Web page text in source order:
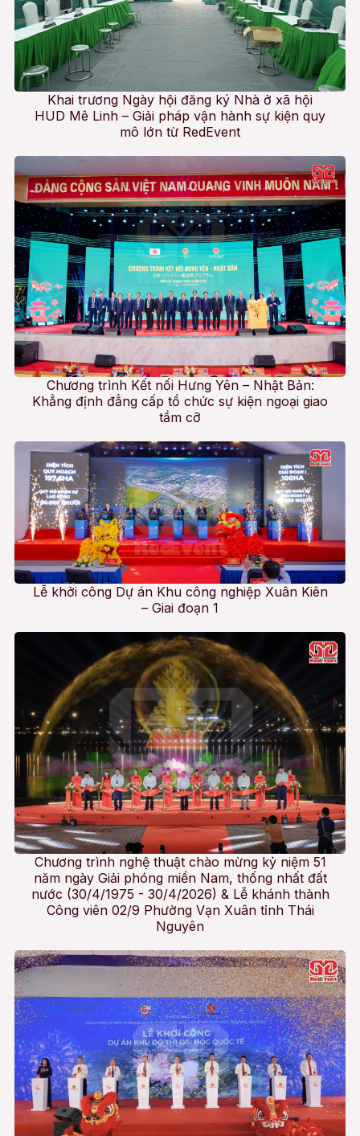
Khai trương Ngày hội đăng ký Nhà ở xã hội
HUD Mê Linh – Giải pháp vận hành sự kiện quy
mô lớn từ RedEvent
Chương trình Kết nối Hưng Yên – Nhật Bản:
Khẳng định đẳng cấp tổ chức sự kiện ngoại giao
tầm cỡ
Lễ khởi công Dự án Khu công nghiệp Xuân Kiên
– Giai đoạn 1
Chương trình nghệ thuật chào mừng kỷ niệm 51
năm ngày Giải phóng miền Nam, thống nhất đất
nước (30/4/1975 - 30/4/2026) & Lễ khánh thành
Công viên 02/9 Phường Vạn Xuân tỉnh Thái
Nguyên